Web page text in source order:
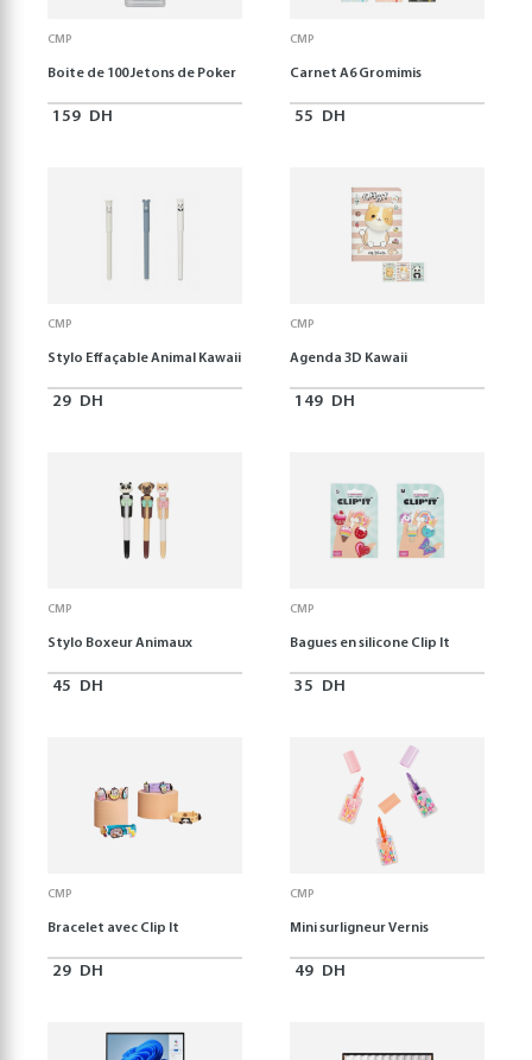
CMP
Boite de 100 Jetons de Poker
159 DH
CMP
Carnet A6 Gromimis
55 DH
CMP
Stylo Effaçable Animal Kawaii
29 DH
CMP
Agenda 3D Kawaii
149 DH
CMP
Stylo Boxeur Animaux
45 DH
CMP
Bagues en silicone Clip It
35 DH
CMP
Bracelet avec Clip It
29 DH
CMP
Mini surligneur Vernis
49 DH